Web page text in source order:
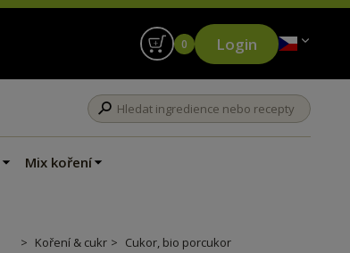
0 Login
Mix koření
Koření & cukr Cukor, bio porcukor